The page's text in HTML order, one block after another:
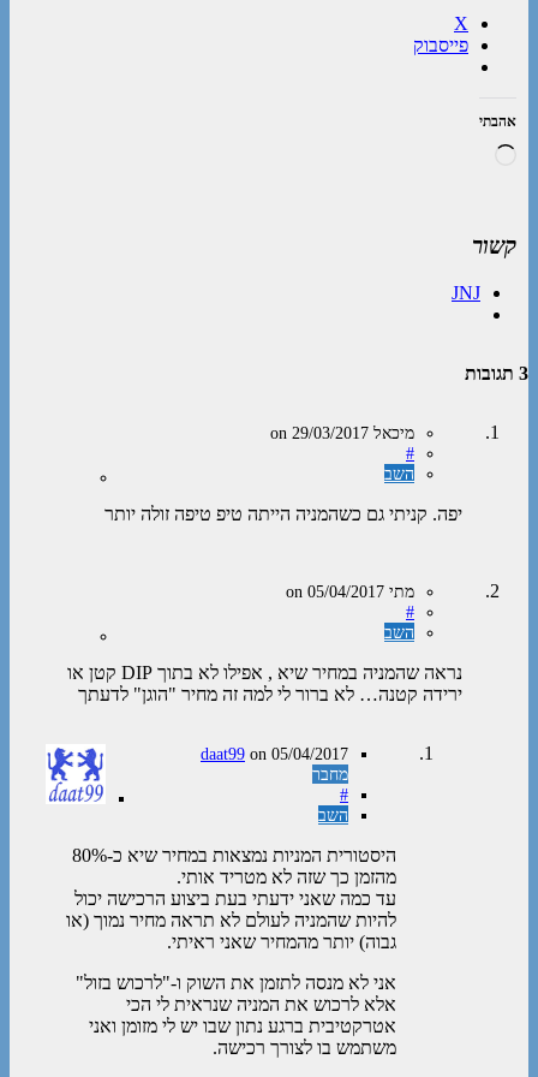
X
פייסבוק
אהבתי
קשור
JNJ
3 תגובות
מיכאל 29/03/2017
#
השב
יפה. קניתי גם כשהמניה הייתה טיפ טיפה זולה יותר
מתי 05/04/2017
#
השב
נראה שהמניה במחיר שיא , אפילו לא בתוך DIP קטן או
ירידה קטנה… לא ברור לי למה זה מחיר "הוגן" לדעתך
daat99 on 05/04/2017
מחבר
#
השב
היסטורית המניות נמצאות במחיר שיא כ-80%
מהזמן כך שזה לא מטריד אותי.
עד כמה שאני ידעתי בעת ביצוע הרכישה יכול
להיות שהמניה לעולם לא תראה מחיר נמוך (או
גבוה) יותר מהמחיר שאני ראיתי.
אני לא מנסה לתזמן את השוק ו-"לרכוש בזול"
אלא לרכוש את המניה שנראית לי הכי
אטרקטיבית ברגע נתון שבו יש לי מזומן ואני
משתמש בו לצורך רכישה.